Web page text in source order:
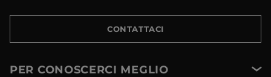
CONTATTACI
PER CONOSCERCI MEGLIO